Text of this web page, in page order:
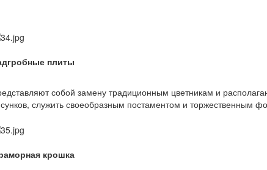
плиты
собой замену традиционным цветникам и
служить своеобразным постаментом и торжественным
крошка